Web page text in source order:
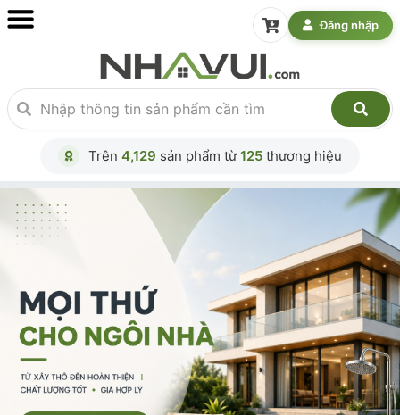
Đăng nhập
Trên 4,129 sản phẩm từ125 thương hiệu